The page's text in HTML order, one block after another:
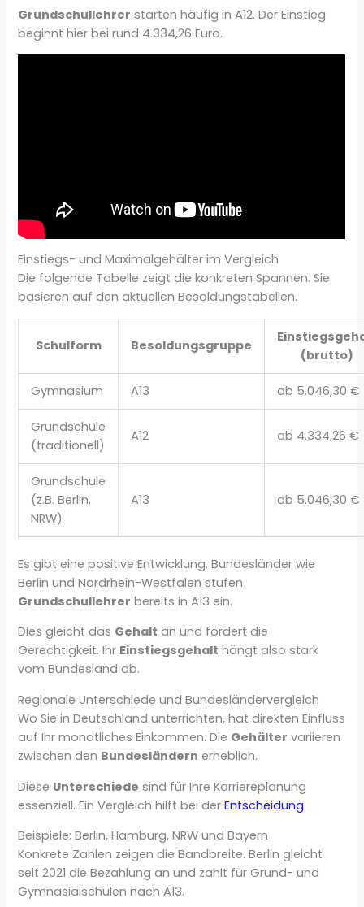
Grundschullehrer starten häufig in A12. Der Einstieg
beginnt hier bei rund 4.334,26 Euro.
Einstiegs- und Maximalgehälter im Vergleich
Die folgende Tabelle zeigt die konkreten Spannen. Sie
basieren auf den aktuellen Besoldungstabellen.
Schulform Besoldungsgruppe
(brutto)
Gymnasium A13 ab 5.046,30 €
Grundschule
(traditionell)
A12 ab 4.334,26 €
Grundschule
(z.B. Berlin,
NRW)
A13 ab 5.046,30 €
Es gibt eine positive Entwicklung. Bundesländer wie
Berlin und Nordrhein-Westfalen stufen
Grundschullehrer bereits in A13 ein.
Dies gleicht das Gehalt an und fördert die
Gerechtigkeit. Ihr Einstiegsgehalt hängt also stark
vom Bundesland ab.
Regionale Unterschiede und Bundesländervergleich
Wo Sie in Deutschland unterrichten, hat direkten Einfluss
auf Ihr monatliches Einkommen. Die Gehälter variieren
zwischen den Bundesländern erheblich.
Diese Unterschiede sind für Ihre Karriereplanung
essenziell. Ein Vergleich hilft bei derEntscheidung.
Beispiele: Berlin, Hamburg, NRW und Bayern
Konkrete Zahlen zeigen die Bandbreite. Berlin gleicht
seit 2021 die Bezahlung an und zahlt für Grund- und
Gymnasialschulen nach A13.